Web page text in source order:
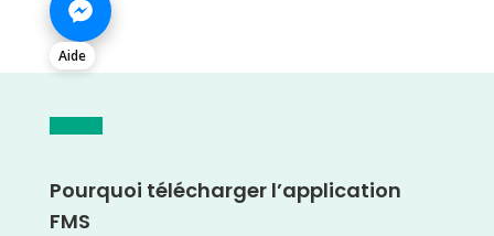
Aide
Pourquoi télécharger l’application
FMS